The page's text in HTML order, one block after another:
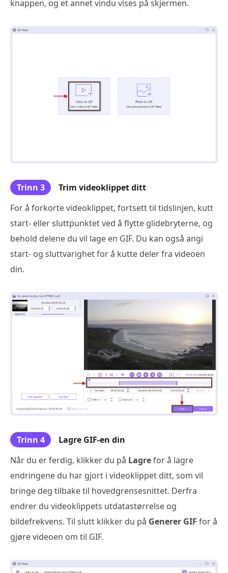
knappen, og et annet vindu vises på skjermen.
Trinn 3
Trim videoklippet ditt
For å forkorte videoklippet, fortsett til tidslinjen, kutt
start- eller sluttpunktet ved å flytte glidebryterne, og
behold delene du vil lage en GIF. Du kan også angi
start- og sluttvarighet for å kutte deler fra videoen
din.
Trinn 4
Lagre GIF-en din
Når du er ferdig, klikker du på Lagrefor å lagre
endringene du har gjort i videoklippet ditt, som vil
bringe deg tilbake til hovedgrensesnittet. Derfra
endrer du videoklippets utdatastørrelse og
bildefrekvens. Til slutt klikker du på Generer GIF for å
gjøre videoen om til GIF.